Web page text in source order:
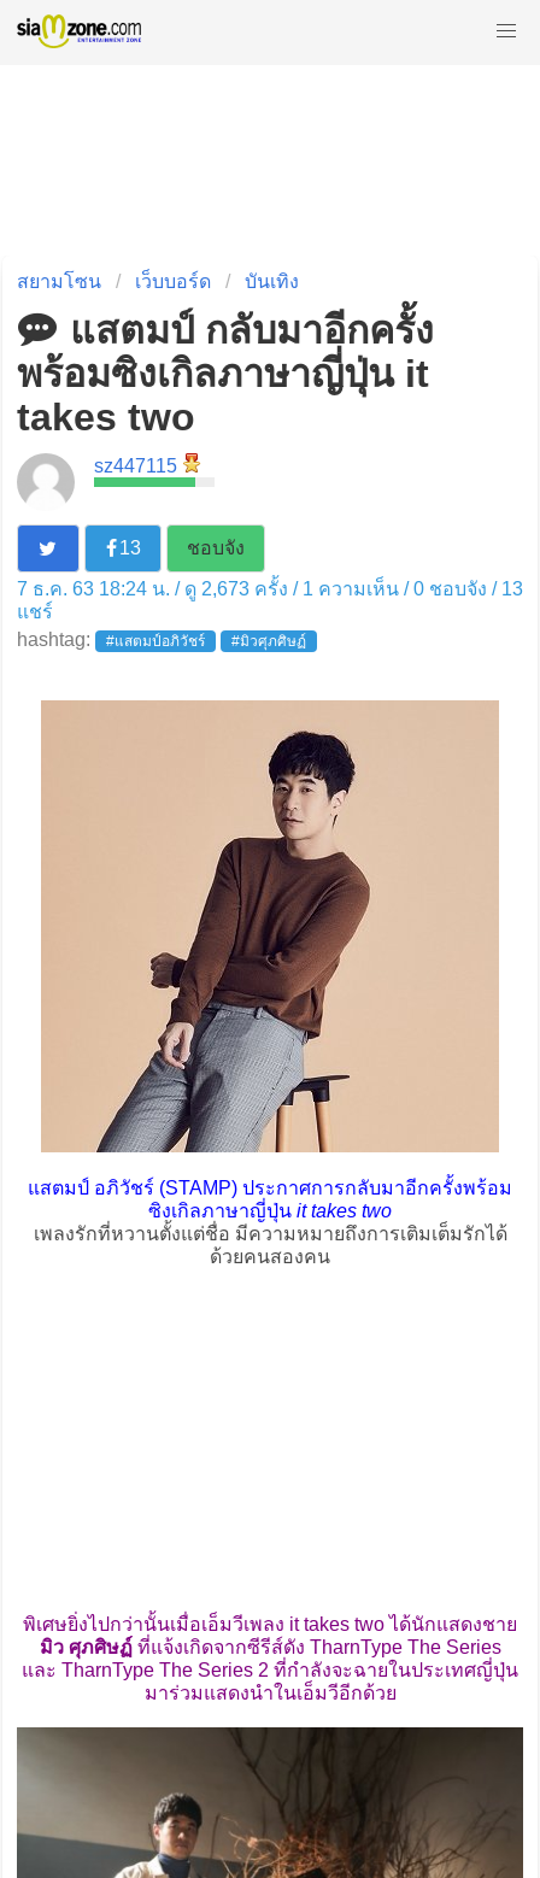
สยามโซน เว็บบอร์ด บันเทิง
แสตมป์ กลับมาอีกครั้ง
พร้อมซิงเกิลภาษาญี่ปุ่น it
takes two
sz447115
13
ชอบจัง
7 ธ.ค. 63 18:24 น. / ดู 2,673 ครั้ง / 1 ความเห็น /0ชอบจัง / 13
แชร์
hashtag:
#แสตมป์อภิวัชร์ #มิวศุภศิษฏ์
แสตมป์ อภิวัชร์ (STAMP) ประกาศการกลับมาอีกครั้งพร้อม
ซิงเกิลภาษาญี่ปุ่น it takes two
เพลงรักที่หวานตั้งแต่ชื่อ มีความหมายถึงการเติมเต็มรักได้
ด้วยคนสองคน
พิเศษยิ่งไปกว่านั้นเมื่อเอ็มวีเพลง it takes two ได้นักแสดงชาย
มิว ศุภศิษฏ์ที่แจ้งเกิดจากซีรีส์ดัง TharnType The Series
และ TharnType The Series 2 ที่กำลังจะฉายในประเทศญี่ปุ่น
มาร่วมแสดงนำในเอ็มวีอีกด้วย